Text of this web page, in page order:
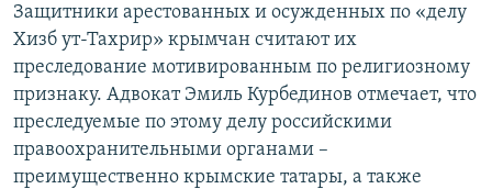
Защитники арестованных и осужденных по «делу
Хизб ут-Тахрир» крымчан считают их
преследование мотивированным по религиозному
признаку. Адвокат Эмиль Курбединов отмечает, что
преследуемые по этому делу российскими
правоохранительными органами –
преимущественно крымские татары, а также